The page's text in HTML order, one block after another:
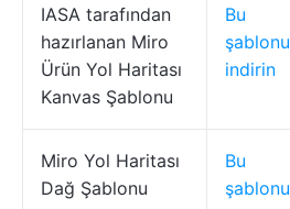
IASA tarafından
hazırlanan Miro
Ürün Yol Haritası
Kanvas Şablonu
Bu
şablonu
indirin
Miro Yol Haritası
Dağ Şablonu
Bu
şablonu